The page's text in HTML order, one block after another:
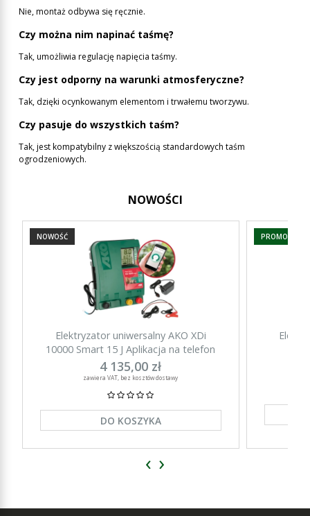
Nie, montaż odbywa się ręcznie.
Czy można nim napinać taśmę?
Tak, umożliwia regulację napięcia taśmy.
Czy jest odporny na warunki atmosferyczne?
Tak, dzięki ocynkowanym elementom i trwałemu tworzywu.
Czy pasuje do wszystkich taśm?
Tak, jest kompatybilny z większością standardowych taśm
ogrodzeniowych.
NOWOŚCI
Elektryzator uniwersalny AKO XDi
10000 Smart 15 J Aplikacja na telefon
4 135,00 zł
zawiera VAT, bez kosztów dostawy
DO KOSZYKA
NOWOŚĆ PROMOCJA
‹ ›